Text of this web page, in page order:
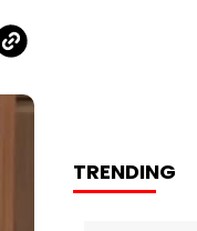
TRENDING